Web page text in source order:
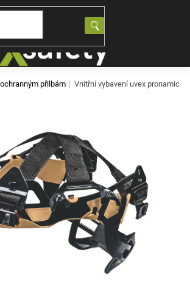
přilbám Vnitřní vybavení uvex pronamic